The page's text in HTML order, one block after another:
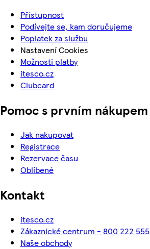
Přístupnost
Podívejte se, kam doručujeme
Poplatek za službu
Nastavení Cookies
Možnosti platby
itesco.cz
Clubcard
Pomoc s prvním nákupem
Jak nakupovat
Registrace
Rezervace času
Oblíbené
Kontakt
itesco.cz
Zákaznické centrum - 800 222 555
Naše obchody